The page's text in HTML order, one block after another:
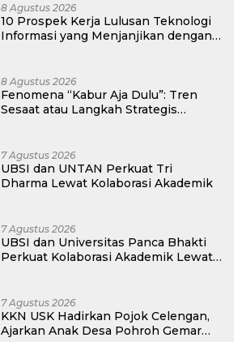
8 Agustus 2026
10 Prospek Kerja Lulusan Teknologi
Informasi yang Menjanjikan dengan
8 Agustus 2026
Fenomena “Kabur Aja Dulu”: Tren
Sesaat atau Langkah Strategis
7 Agustus 2026
UBSI dan UNTAN Perkuat Tri
Dharma Lewat Kolaborasi Akademik
7 Agustus 2026
UBSI dan Universitas Panca Bhakti
Perkuat Kolaborasi Akademik Lewat
7 Agustus 2026
KKN USK Hadirkan Pojok Celengan,
Ajarkan Anak Desa Pohroh Gemar